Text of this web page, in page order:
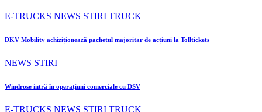
E-TRUCKS NEWS STIRI TRUCK
DKV Mobility achiziționează pachetul majoritar de acțiuni la Tolltickets
NEWS STIRI
Windrose intră în operațiuni comerciale cu DSV
E-TRUCKS NEWS STIRI TRUCK